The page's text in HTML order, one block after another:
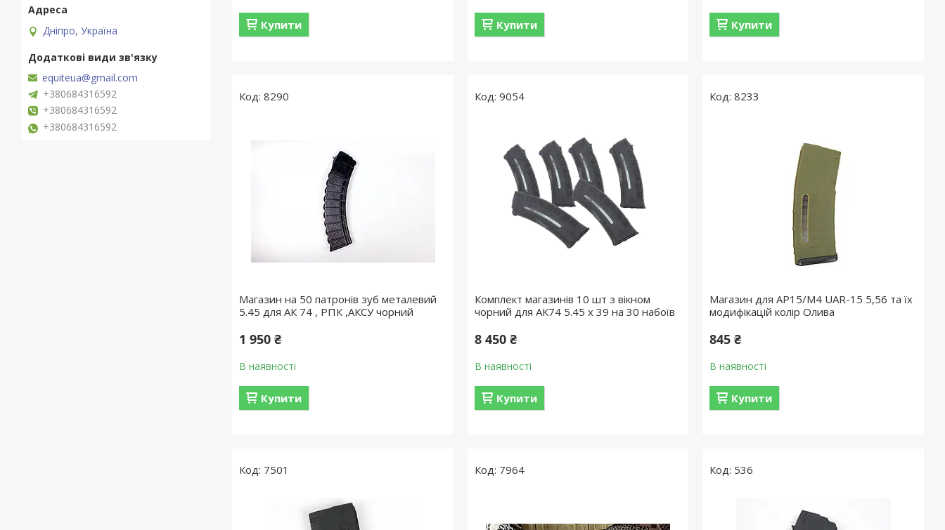
Купити Купити Купити
8290
Магазин на 50 патронів зуб металевий
5.45 для АК 74 , РПК ,АКСУ чорний
1 950 ₴
В наявності
Купити
9054
Комплект магазинів 10 шт з вікном
чорний для АК74 5.45 x 39 на 30 набоїв
8 450 ₴
В наявності
Купити
8233
Магазин для АР15/М4 UAR-15 5,56 та їх
модифікацій колір Олива
845 ₴
В наявності
Купити
7501 7964 536
Дніпро, Україна
equiteua@gmail.com
+380684316592
+380684316592
+380684316592